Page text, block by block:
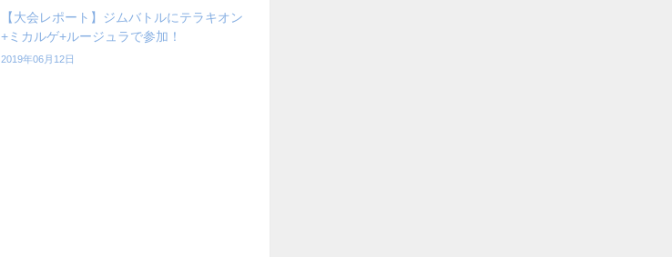
【大会レポート】ジムバトルにテラキオン
+ミカルゲ+ルージュラで参加！
2019年06月12日